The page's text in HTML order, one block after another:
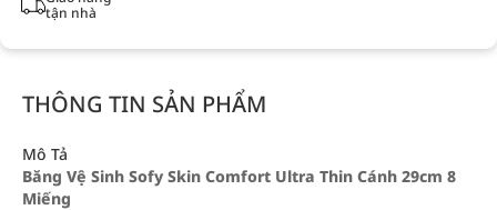
tận nhà
THÔNG TIN SẢN PHẨM
Mô Tả
Băng Vệ Sinh Sofy Skin Comfort Ultra Thin Cánh 29cm 8
Miếng